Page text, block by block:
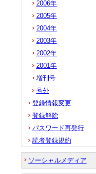
2006年
2005年
2004年
2003年
2002年
2001年
増刊号
号外
登録情報変更
登録解除
パスワード再発行
読者登録規約
ソーシャルメディア